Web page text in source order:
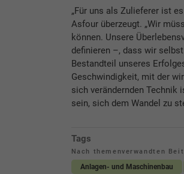
„Für uns als Zulieferer ist
Asfour überzeugt. „Wir
können. Unsere
definieren –, dass wir
Bestandteil unseres
Geschwindigkeit, mit der
sich verändernden Technik
sein, sich dem Wandel zu
Tags
Nach themenverwandten
Anlagen- und Maschinenbau